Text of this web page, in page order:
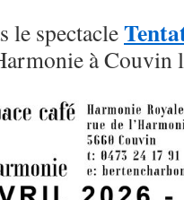
le spectacle
à